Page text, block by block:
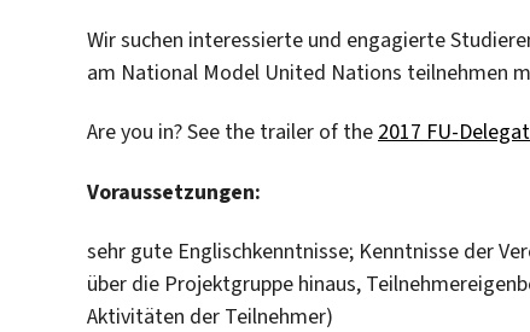
Wir suchen interessierte und engagierte
am National Model United Nations teilnehmen
Are you in? See the trailer of the 2017 FU-
Voraussetzungen:
sehr gute Englischkenntnisse; Kenntnisse der
über die Projektgruppe hinaus,
Aktivitäten der Teilnehmer)